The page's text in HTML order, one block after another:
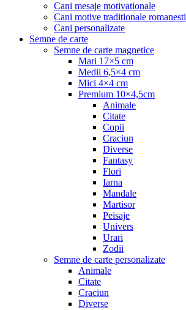
Cani mesaje motivationale
Cani motive traditionale romanesti
Cani personalizate
Semne de carte
Semne de carte magnetice
Mari 17×5 cm
Medii 6,5×4 cm
Mici 4×4 cm
Premium 10×4,5cm
Animale
Citate
Copii
Craciun
Diverse
Fantasy
Flori
Iarna
Mandale
Martisor
Peisaje
Univers
Urari
Zodii
Semne de carte personalizate
Animale
Citate
Craciun
Diverse